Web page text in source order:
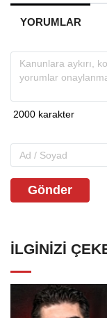
YORUMLAR
Gönder
İLGINIZI